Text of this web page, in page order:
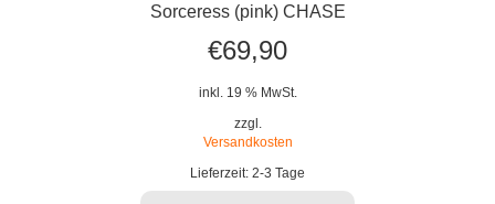
Sorceress (pink) CHASE
€69,90
inkl. 19 % MwSt.
zzgl.
Versandkosten
Lieferzeit: 2-3 Tage